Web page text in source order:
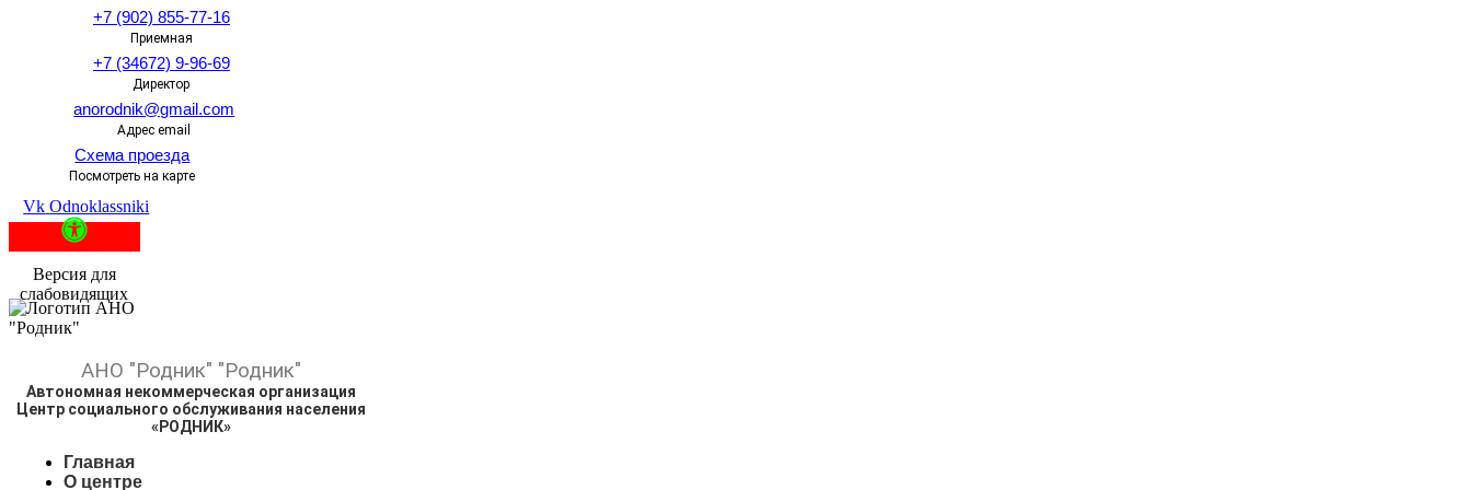
+7 (902) 855-77-16
Приемная
+7 (34672) 9-96-69
Директор
anorodnik@gmail.com
Адрес email
Схема проезда
Посмотреть на карте
Vk Odnoklassniki
Версия для
слабовидящих
АНО "Родник" "Родник"
Автономная некоммерческая организация
Центр социального обслуживания населения
«РОДНИК»
Главная
О центре